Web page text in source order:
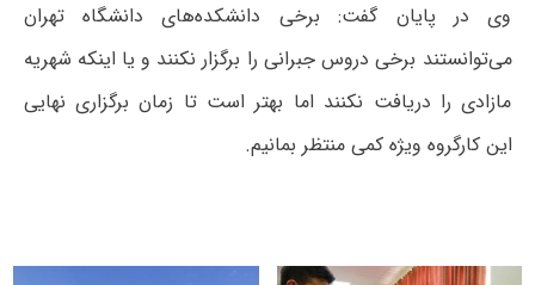
وی در پایان گفت: برخی دانشکده‌های دانشگاه تهران
می‌توانستند برخی دروس جبرانی را برگزار نکنند و یا اینکه شهریه
مازادی را دریافت نکنند اما بهتر است تا زمان برگزاری نهایی
اینکارگروه ویژه کمی منتظر بمانیم.